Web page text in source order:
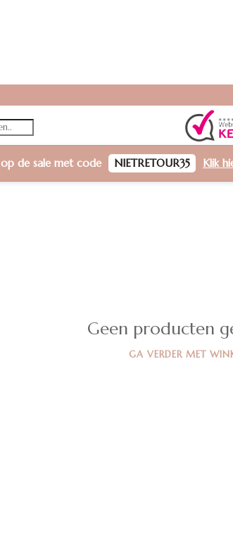
op de sale met code NIETRETOUR35 Klik
Geen producten
GA VERDER MET